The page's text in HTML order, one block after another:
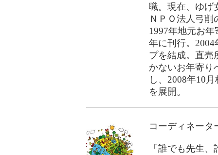
職。現在、ゆげ
ＮＰＯ法人弓削
1997年地元お
年に刊行。
プを結成。直売
かないお年寄り
し、2008年10
を展開。
コーディネータ
「誰でも先生